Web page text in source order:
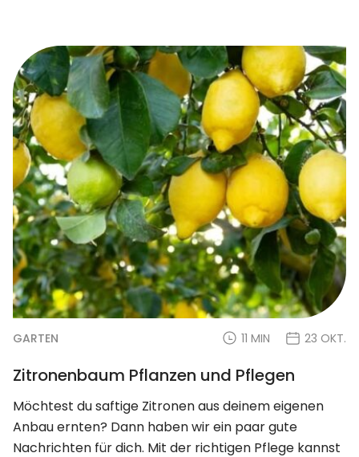
GARTEN 11 MIN 23 OKT.
Zitronenbaum Pflanzen und Pflegen
Möchtest du saftige Zitronen aus deinem eigenen
Anbau ernten? Dann haben wir ein paar gute
Nachrichten für dich. Mit der richtigen Pflege kannst